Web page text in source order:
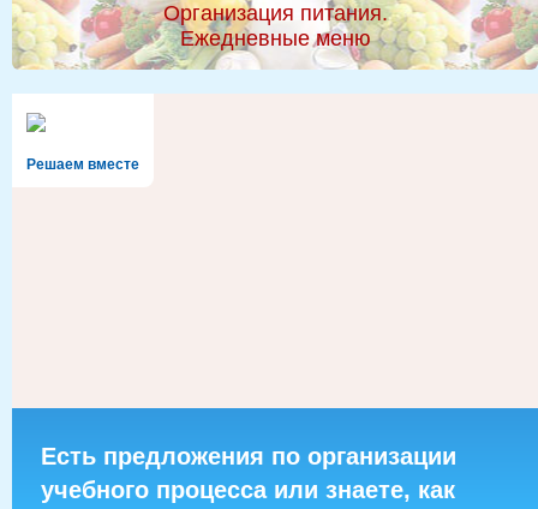
Организация питания.
Ежедневные меню
Решаем вместе
Есть предложения по организации
учебного процесса или знаете, как